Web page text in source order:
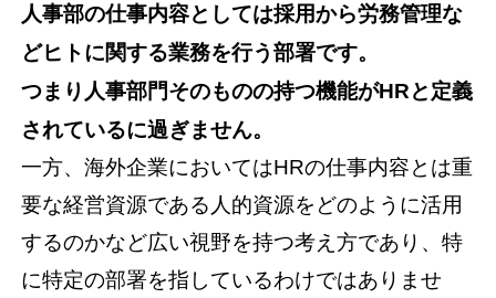
人事部の仕事内容としては採用から労務管理な
どヒトに関する業務を行う部署です。
つまり人事部門そのものの持つ機能がHRと定義
されているに過ぎません。
一方、海外企業においてはHRの仕事内容とは重
要な経営資源である人的資源をどのように活用
するのかなど広い視野を持つ考え方であり、特
に特定の部署を指しているわけではありませ